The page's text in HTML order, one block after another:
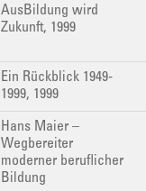
AusBildung wird
Zukunft, 1999
Ein Rückblick 1949-
1999, 1999
Hans Maier –
Wegbereiter
moderner beruflicher
Bildung